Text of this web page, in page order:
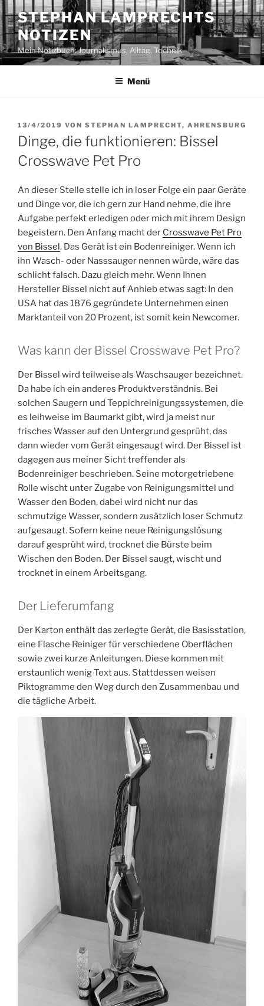
Zum
Inhalt
springen
STEPHAN LAMPRECHTS
NOTIZEN
Mein Notizbuch: Journalismus, Alltag, Technik
Menü
VERÖFFENTLICHT
AM
13/4/2019 VON STEPHAN LAMPRECHT, AHRENSBURG
Dinge, die funktionieren: Bissel
Crosswave Pet Pro
An dieser Stelle stelle ich in loser Folge ein paar Geräte
und Dinge vor, die ich gern zur Hand nehme, die ihre
Aufgabe perfekt erledigen oder mich mit ihrem Design
begeistern. Den Anfang macht der Crosswave Pet Pro
von Bissel. Das Gerät ist ein Bodenreiniger. Wenn ich
ihn Wasch- oder Nasssauger nennen würde, wäre das
schlicht falsch. Dazu gleich mehr. Wenn Ihnen
Hersteller Bissel nicht auf Anhieb etwas sagt: In den
USA hat das 1876 gegründete Unternehmen einen
Marktanteil von 20 Prozent, ist somit kein Newcomer.
Was kann der Bissel Crosswave Pet Pro?
Der Bissel wird teilweise als Waschsauger bezeichnet.
Da habe ich ein anderes Produktverständnis. Bei
solchen Saugern und Teppichreinigungssystemen, die
es leihweise im Baumarkt gibt, wird ja meist nur
frisches Wasser auf den Untergrund gesprüht, das
dann wieder vom Gerät eingesaugt wird. Der Bissel ist
dagegen aus meiner Sicht treffender als
Bodenreiniger beschrieben. Seine motorgetriebene
Rolle wischt unter Zugabe von Reinigungsmittel und
Wasser den Boden, dabei wird nicht nur das
schmutzige Wasser, sondern zusätzlich loser Schmutz
aufgesaugt. Sofern keine neue Reinigungslösung
darauf gesprüht wird, trocknet die Bürste beim
Wischen den Boden. Der Bissel saugt, wischt und
trocknet in einem Arbeitsgang.
Der Lieferumfang
Der Karton enthält das zerlegte Gerät, die Basisstation,
eine Flasche Reiniger für verschiedene Oberflächen
sowie zwei kurze Anleitungen. Diese kommen mit
erstaunlich wenig Text aus. Stattdessen weisen
Piktogramme den Weg durch den Zusammenbau und
die tägliche Arbeit.